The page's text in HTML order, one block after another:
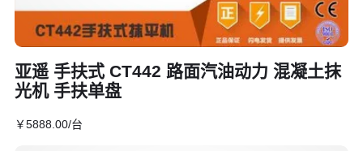
亚遥 手扶式 CT442 路面汽油动力 混凝土抹
光机 手扶单盘
￥5888.00/台